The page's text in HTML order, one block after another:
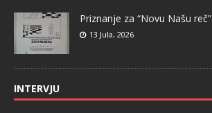
Priznanje za “Novu Našu reč”
13 Jula, 2026
INTERVJU